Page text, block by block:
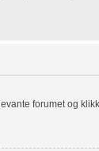
forumet og